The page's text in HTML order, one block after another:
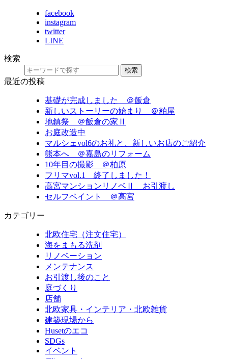
facebook
instagram
twitter
LINE
検索
検索
最近の投稿
基礎が完成しました ＠飯倉
新しいストーリーの始まり ＠粕屋
地鎮祭 ＠飯倉の家Ⅱ
お庭改造中
マルシェvol6のお礼と、新しいお店のご紹介
熊本へ ＠嘉島のリフォーム
10年目の撮影 ＠柏原
フリマvol.1 終了しました！
高宮マンションリノベⅡ お引渡し
セルフペイント ＠高宮
カテゴリー
北欧住宅（注文住宅）
海をまもる洗剤
リノベーション
メンテナンス
お引渡し後のこと
庭づくり
店舗
北欧家具・インテリア・北欧雑貨
建築現場から
Husetのエコ
SDGs
イベント